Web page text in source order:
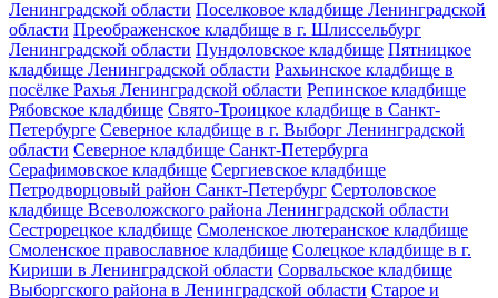
Ленинградской области Поселковое кладбище Ленинградской
области Преображенское кладбище в г. Шлиссельбург
Ленинградской области Пундоловское кладбище Пятницкое
кладбище Ленинградской области Рахьинское кладбище в
посёлке Рахья Ленинградской области Репинское кладбище
Рябовское кладбище Свято-Троицкое кладбище в Санкт-
Петербурге Северное кладбище в г. Выборг Ленинградской
области Северное кладбище Санкт-Петербурга
Серафимовское кладбище Сергиевское кладбище
Петродворцовый район Санкт-Петербург Сертоловское
кладбище Всеволожского района Ленинградской области
Сестрорецкое кладбище Смоленское лютеранское кладбище
Смоленское православное кладбище Солецкое кладбище в г.
Кириши в Ленинградской области Сорвальское кладбище
Выборгского района в Ленинградской области Старое и